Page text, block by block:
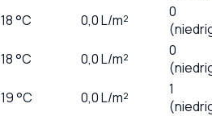
18°C 0,0L/m²
0
18°C 0,0L/m²
0
19°C 0,0L/m²
1